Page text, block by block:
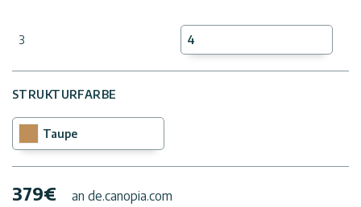
3 4
STRUKTURFARBE
Taupe
379€ an de.canopia.com